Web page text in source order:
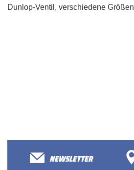
Dunlop-Ventil, verschiedene Größen
NEWSLETTER